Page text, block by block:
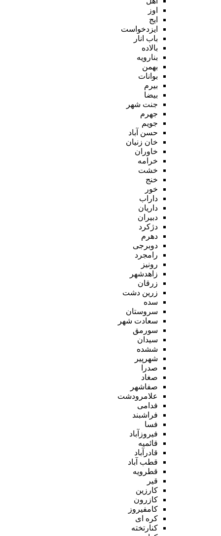
اوز
ایج
ایزدخواست
باب انار
بالاده
بنارویه
بهمن
بوانات
بیرم
بیضا
جنت شهر
جهرم
جویم
حسن آباد
خان زنیان
خاوران
خرامه
خشت
خنج
خور
داراب
داریان
دبیران
دژکرد
دهرم
دوبرجی
رامجرد
رونیز
زاهدشهر
زرقان
زرین دشت
سده
سروستان
سعادت شهر
سورمق
سیدان
ششده
شهرپیر
صدرا
صغاد
صفاشهر
علامرودشت
فدامی
فراشبند
فسا
فیروزآباد
قائمیه
قادرآباد
قطب آباد
قطرویه
قیر
کارزین
کازرون
کامفیروز
کره ای
کنارتخته